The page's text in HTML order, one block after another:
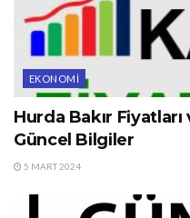
EKONOMI
Hurda Bakır
Güncel Bilgiler
5 MART 2024